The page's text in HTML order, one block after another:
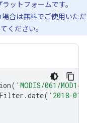
ットフォームです。
合は無料でご使用いただ
ください。
( 'MODIS/061/
Filter .date( '2018-